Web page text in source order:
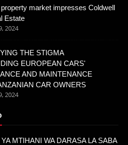
market impresses Coldwell
Estate
2024
THE STIGMA
EUROPEAN CARS'
AND MAINTENANCE
CAR OWNERS
2024
MTIHANI WA DARASA LA SABA